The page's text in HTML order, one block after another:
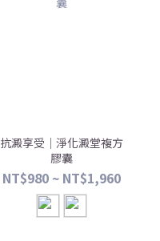
抗澱享受｜淨化澱堂複方
膠囊
NT$980 ~ NT$1,960